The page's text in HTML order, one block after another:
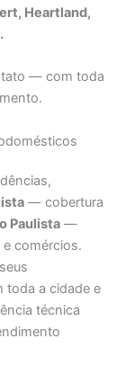
Heartland,
— com toda
— cobertura
Paulista —
comércios.
a cidade e
técnica